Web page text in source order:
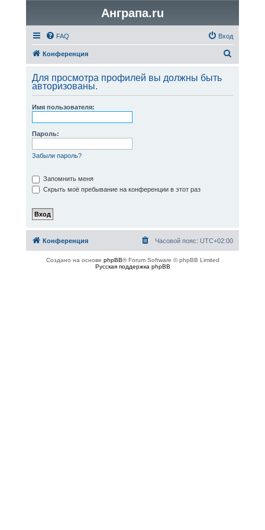
Анграпа.ru
FAQ Вход
Конференция
с
Для просмотра профилей вы должны быть
авторизованы.
Имя пользователя:
Пароль:
Забыли пароль?
Запомнить меня
Скрыть моё пребывание на конференции в этот раз
Конференция Часовой пояс: UTC+02:00
Создано на основе phpBB® Forum Software © phpBB Limited
Русская поддержка phpBB